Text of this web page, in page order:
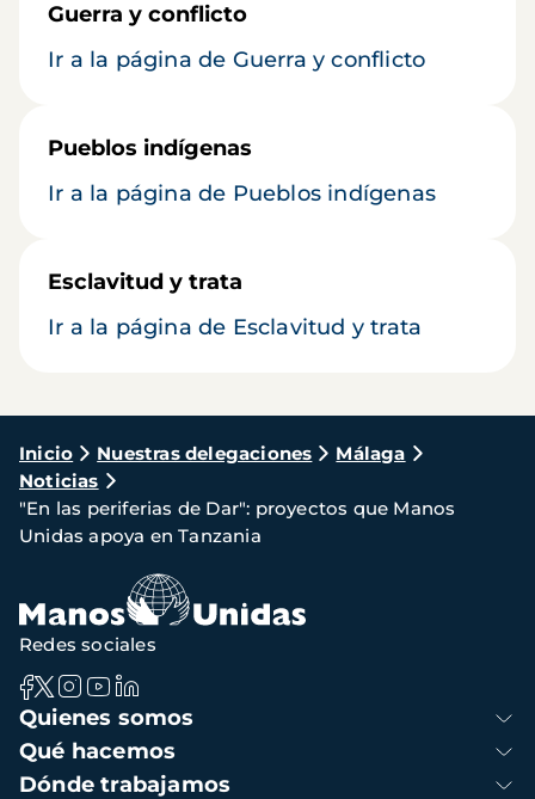
Guerra y conflicto
Ir a la página de Guerra y conflicto
Pueblos indígenas
Ir a la página de Pueblos indígenas
Esclavitud y trata
Ir a la página de Esclavitud y trata
Ruta
de
navegación
Inicio Nuestras delegaciones
Málaga
Noticias
"En las periferias de Dar": proyectos que Manos
Unidas apoya en Tanzania
Navegación
principal
Quienes somos
Qué hacemos
Dónde trabajamos
Redes sociales